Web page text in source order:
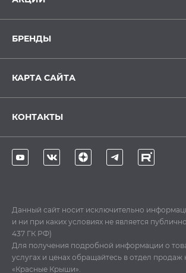
БРЕНДЫ
КАРТА САЙТА
КОНТАКТЫ
Данный сайт носит исключительно
и ни при каких условиях не является
437 ГК РФ)
Для получения подробной информации о
услугах и ценах обращайтесь в отдел продаж
«Красные Крыши».